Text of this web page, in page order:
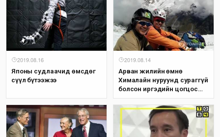
2019.08.16
Японы судлаачид өмсдөг
сүүл бүтээжээ
2019.08.14
Арван жилийн өмнө
Хималайн нуруунд сураггүй
болсон иргэдийн цогцос
олджээ